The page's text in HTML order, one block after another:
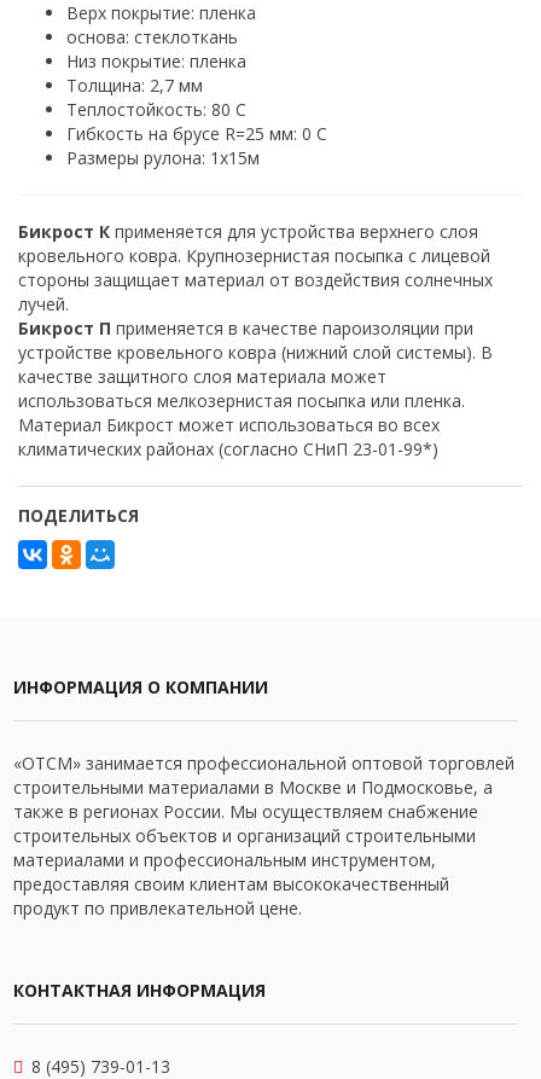
Верх покрытие: пленка
основа: стеклоткань
Низ покрытие: пленка
Толщина: 2,7 мм
Теплостойкость: 80 С
Гибкость на брусе R=25 мм: 0 С
Размеры рулона: 1х15м
Бикрост К применяется для устройства верхнего слоя
кровельного ковра. Крупнозернистая посыпка с лицевой
стороны защищает материал от воздействия солнечных
лучей.
Бикрост П применяется в качестве пароизоляции при
устройстве кровельного ковра (нижний слой системы). В
качестве защитного слоя материала может
использоваться мелкозернистая посыпка или пленка.
Материал Бикрост может использоваться во всех
климатических районах (согласно СНиП 23-01-99*)
ПОДЕЛИТЬСЯ
ИНФОРМАЦИЯ О КОМПАНИИ
«ОТСМ» занимается профессиональной оптовой торговлей
строительными материалами в Москве и Подмосковье, а
также в регионах России. Мы осуществляем снабжение
строительных объектов и организаций строительными
материалами и профессиональным инструментом,
предоставляя своим клиентам высококачественный
продукт по привлекательной цене.
КОНТАКТНАЯ ИНФОРМАЦИЯ
8 (495) 739-01-13